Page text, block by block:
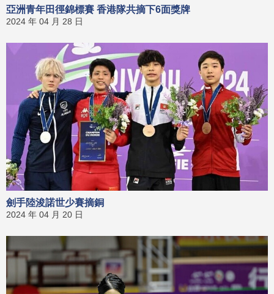
亞洲青年田徑錦標賽 香港隊共摘下6面獎牌
2024 年 04 月 28 日
劍手陸浚諾世少賽摘銅
2024 年 04 月 20 日